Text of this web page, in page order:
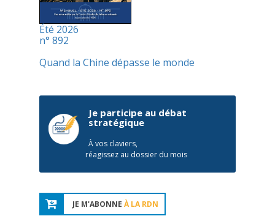
Été 2026
n° 892
Quand la Chine dépasse le monde
Je participe au débat
stratégique
À vos claviers,
réagissez au dossier du mois
JE M'ABONNE À LA RDN